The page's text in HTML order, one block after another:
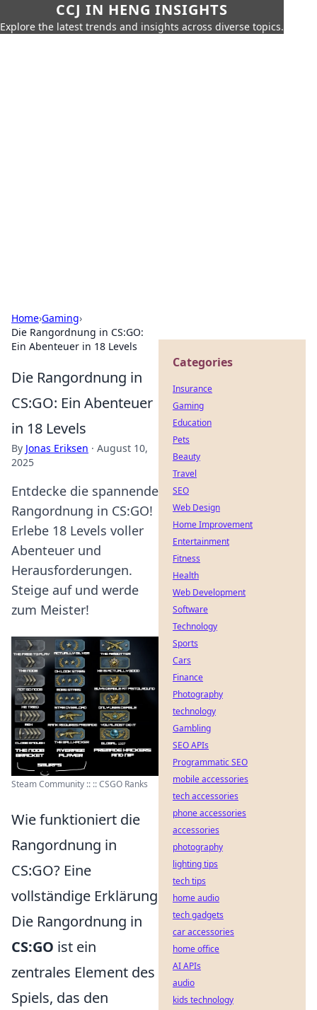
CCJ IN HENG INSIGHTS
Explore the latest trends and insights across diverse topics.
Home›Gaming›
Die Rangordnung in CS:GO:
Ein Abenteuer in 18 Levels
Die Rangordnung in
CS:GO: Ein Abenteuer
in 18 Levels
By Jonas Eriksen · August 10,
2025
Entdecke die spannende
Rangordnung in CS:GO!
Erlebe 18 Levels voller
Abenteuer und
Herausforderungen.
Steige auf und werde
zum Meister!
Steam Community :: :: CSGO Ranks
Wie funktioniert die
Rangordnung in
CS:GO? Eine
vollständige Erklärung
Die Rangordnung in
CS:GO ist ein
zentrales Element des
Spiels, das den
Categories
Insurance
Gaming
Education
Pets
Beauty
Travel
SEO
Web Design
Home Improvement
Entertainment
Fitness
Health
Web Development
Software
Technology
Sports
Cars
Finance
Photography
technology
Gambling
SEO APIs
Programmatic SEO
mobile accessories
tech accessories
phone accessories
accessories
photography
lighting tips
tech tips
home audio
tech gadgets
car accessories
home office
AI APIs
audio
kids technology